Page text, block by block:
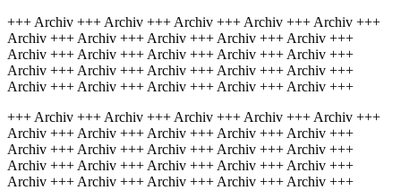
+++ Archiv +++ Archiv +++ Archiv +++ Archiv +++ Archiv +++
Archiv +++ Archiv +++ Archiv +++ Archiv +++ Archiv +++
Archiv +++ Archiv +++ Archiv +++ Archiv +++ Archiv +++
Archiv +++ Archiv +++ Archiv +++ Archiv +++ Archiv +++
Archiv +++ Archiv +++ Archiv +++ Archiv +++ Archiv +++
+++ Archiv +++ Archiv +++ Archiv +++ Archiv +++ Archiv +++
Archiv +++ Archiv +++ Archiv +++ Archiv +++ Archiv +++
Archiv +++ Archiv +++ Archiv +++ Archiv +++ Archiv +++
Archiv +++ Archiv +++ Archiv +++ Archiv +++ Archiv +++
Archiv +++ Archiv +++ Archiv +++ Archiv +++ Archiv +++